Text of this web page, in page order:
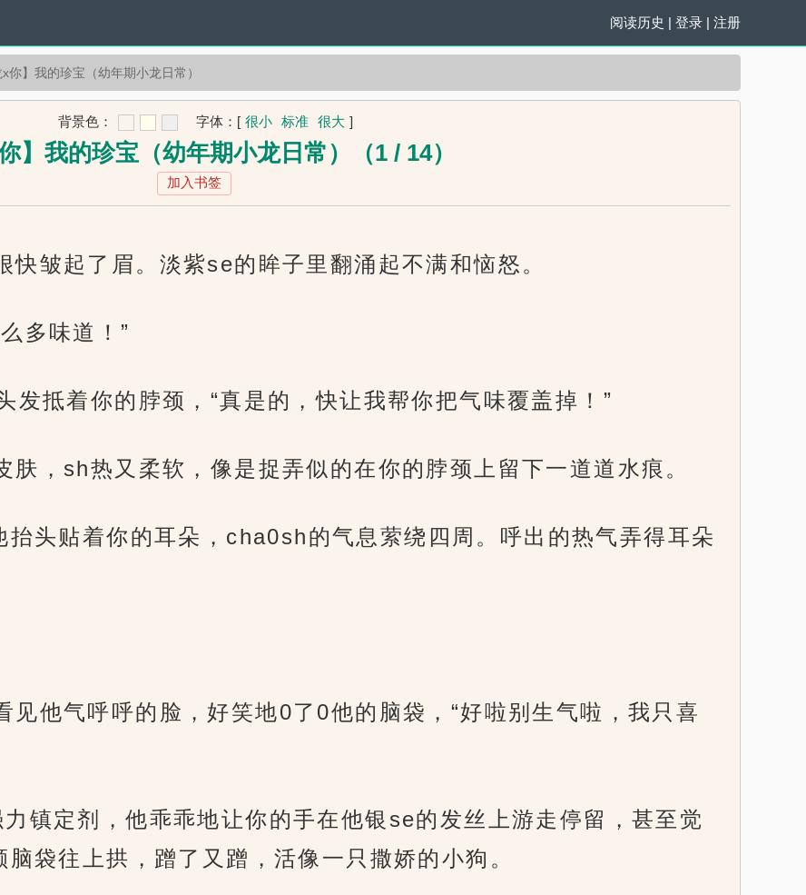
阅读历史 | 登录 | 注册
x你】我的珍宝（幼年期小龙日常）
背景色： 字体： [ 很小 标准 很大 ]
你】我的珍宝（幼年期小龙日常）（1 / 14）
加入书签
快皱起了眉。淡紫se的眸子里翻涌起不满和恼怒。
多味道！”
发抵着你的脖颈，“真是的，快让我帮你把气味覆盖掉！”
肤，sh热又柔软，像是捉弄似的在你的脖颈上留下一道道水痕。
抬头贴着你的耳朵，cha0sh的气息萦绕四周。呼出的热气弄得耳朵
见他气呼呼的脸，好笑地0了0他的脑袋，“好啦别生气啦，我只喜
镇定剂，他乖乖地让你的手在他银se的发丝上游走停留，甚至觉
袋往上拱，蹭了又蹭，活像一只撒娇的小狗。